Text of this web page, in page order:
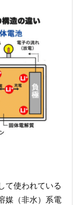
て使われている
媒（非水）系電